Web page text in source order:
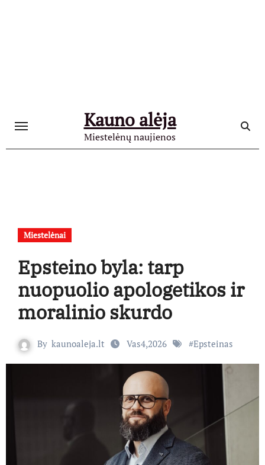
Kauno alėja
Miestelėnų naujienos
Miestelėnai
Epsteino byla: tarp
nuopuolio apologetikos ir
moralinio skurdo
By kaunoaleja.lt Vas4,2026 #Epsteinas